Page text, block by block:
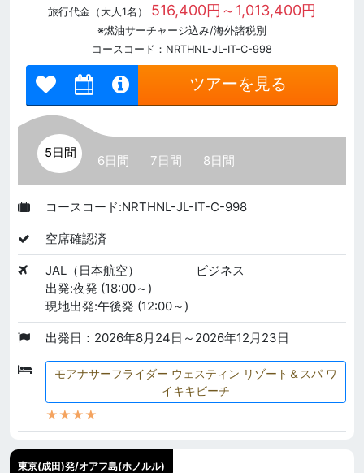
旅行代金（大人1名） 516,400円～1,013,400円
※燃油サーチャージ込み/海外諸税別
コースコード：NRTHNL-JL-IT-C-998
ツアーを見る
5日間
6日間 7日間 8日間
コースコード:NRTHNL-JL-IT-C-998
空席確認済
JAL（日本航空）
ビジネス
出発:夜発 (18:00～)
現地出発:午後発 (12:00～)
出発日：2026年8月24日～2026年12月23日
モアナサーフライダー ウェスティン リゾート＆スパ ワ
イキキビーチ
★★★★
東京(成田)発/オアフ島(ホノルル)